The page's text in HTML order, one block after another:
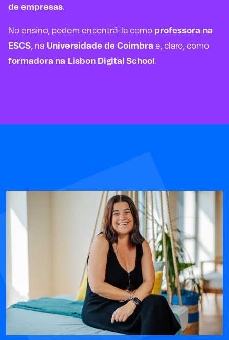
de empresas.
No ensino, podem encontrá-la como professora na
ESCS, na Universidade de Coimbra e, claro, como
formadora na Lisbon Digital School .